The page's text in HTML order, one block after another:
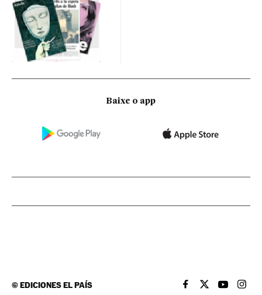
Baixe o app
©EDICIONES EL PAÍS EL PAÍS BRASIL EN
EL PAÍSEL PAÍS
EL